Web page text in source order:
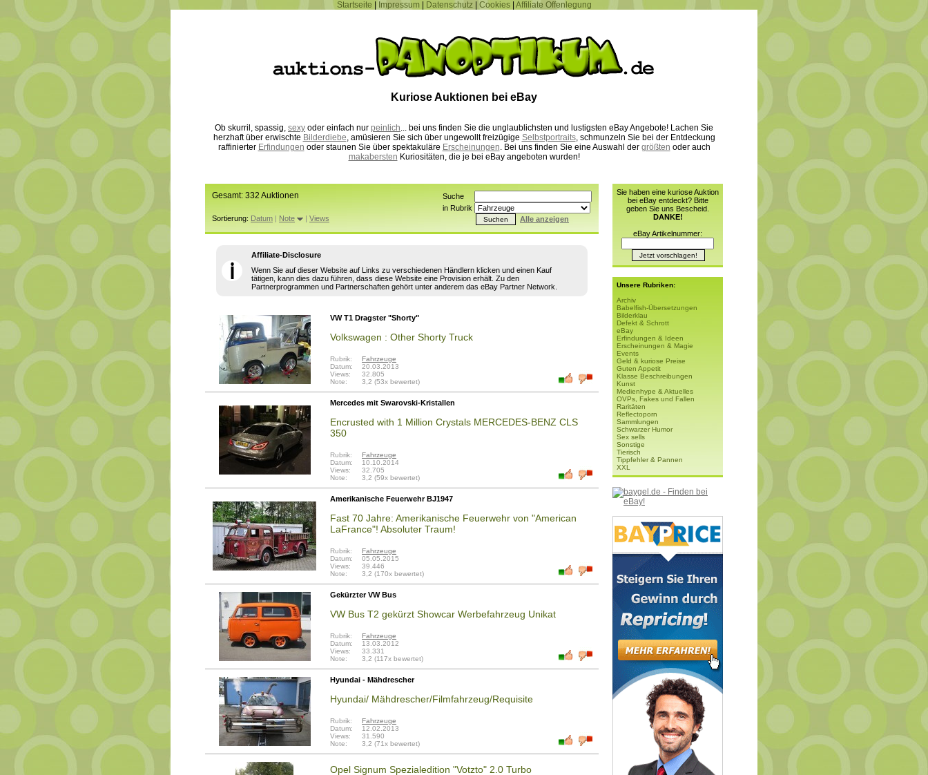
Startseite Impressum Datenschutz| Cookies| Affiliate Offenlegung
Kuriose Auktionen bei eBay
Ob skurril, spassig, sexy oder einfach nur peinlich... bei uns finden Sie die unglaublichsten und lustigsten eBay Angebote! Lachen Sie
herzhaft über erwischte Bilderdiebe, amüsieren Sie sich über ungewollt freizügige Selbstportraits, schmunzeln Sie bei der Entdeckung
raffinierter Erfindungen oder staunen Sie über spektakuläre Erscheinungen. Bei uns finden Sie eine Auswahl der größten oder auch
makabersten Kuriositäten, die je bei eBay angeboten wurden!
Gesamt: 332 Auktionen
Sortierung: Datum | Note | Views
Suche
in Rubrik
Alle anzeigen
ℹ
Affiliate-Disclosure
Wenn Sie auf dieser Website auf Links zu verschiedenen Händlern klicken und einen Kauf
tätigen, kann dies dazu führen, dass diese Website eine Provision erhält. Zu den
Partnerprogrammen und Partnerschaften gehört unter anderem das eBay Partner Network.
VW T1 Dragster "Shorty"
Volkswagen : Other Shorty Truck
Rubrik:
Fahrzeuge
Datum:
20.03.2013
Views:
32.805
Note:
3,2 (53x bewertet)
Mercedes mit Swarovski-Kristallen
Encrusted with 1 Million Crystals MERCEDES-BENZ CLS
350
Rubrik:
Fahrzeuge
Datum:
10.10.2014
Views:
32.705
Note:
3,2 (59x bewertet)
Amerikanische Feuerwehr BJ1947
Fast 70 Jahre: Amerikanische Feuerwehr von "American
LaFrance"! Absoluter Traum!
Rubrik:
Fahrzeuge
Datum:
05.05.2015
Views:
39.446
Note:
3,2 (170x bewertet)
Gekürzter VW Bus
VW Bus T2 gekürzt Showcar Werbefahrzeug Unikat
Rubrik:
Fahrzeuge
Datum:
13.03.2012
Views:
33.331
Note:
3,2 (117x bewertet)
Hyundai - Mähdrescher
Hyundai/ Mähdrescher/Filmfahrzeug/Requisite
Rubrik:
Fahrzeuge
Datum:
12.02.2013
Views:
31.590
Note:
3,2 (71x bewertet)
Opel Signum Spezialedition "Votzto" 2.0 Turbo
Sie haben eine kuriose Auktion
bei eBay entdeckt? Bitte
geben Sie uns Bescheid.
DANKE!
eBay Artikelnummer:
Unsere Rubriken:
Archiv
Babelfish-Übersetzungen
Bilderklau
Defekt & Schrott
eBay
Erfindungen & Ideen
Erscheinungen & Magie
Events
Geld & kuriose Preise
Guten Appetit
Klasse Beschreibungen
Kunst
Medienhype & Aktuelles
OVPs, Fakes und Fallen
Raritäten
Reflectoporn
Sammlungen
Schwarzer Humor
Sex sells
Sonstige
Tierisch
Tippfehler & Pannen
XXL